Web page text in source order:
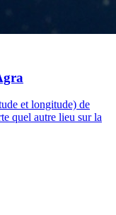
et longitude) de
quel autre lieu sur la